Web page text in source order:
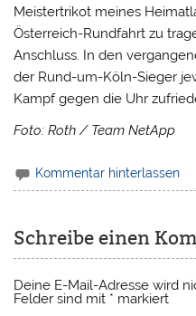
Meistertrikot meines
Österreich-Rundfahrt zu
Anschluss. In den
der Rund-um-Köln-Sieger
Kampf gegen die Uhr
Foto: Roth / Team NetApp
Kommentar hinterlassen
Schreibe einen
Deine E-Mail-Adresse wird
Felder sind mit * markiert